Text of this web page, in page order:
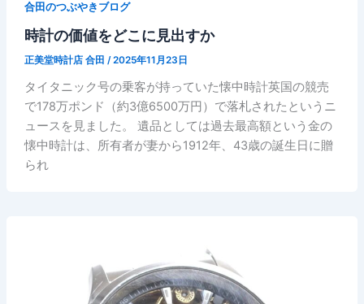
合田のつぶやきブログ
時計の価値をどこに見出すか
正美堂時計店 合田 /2025年11月23日
タイタニック号の乗客が持っていた懐中時計英国の競売
で178万ポンド（約3億6500万円）で落札されたというニ
ュースを見ました。 遺品としては過去最高額という金の
懐中時計は、所有者が妻から1912年、43歳の誕生日に贈
られ